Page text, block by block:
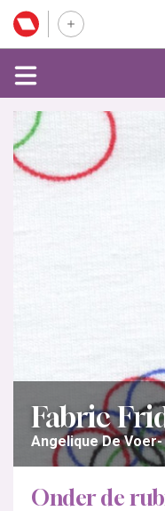
Fabric
Angelique De Voer
Onder de